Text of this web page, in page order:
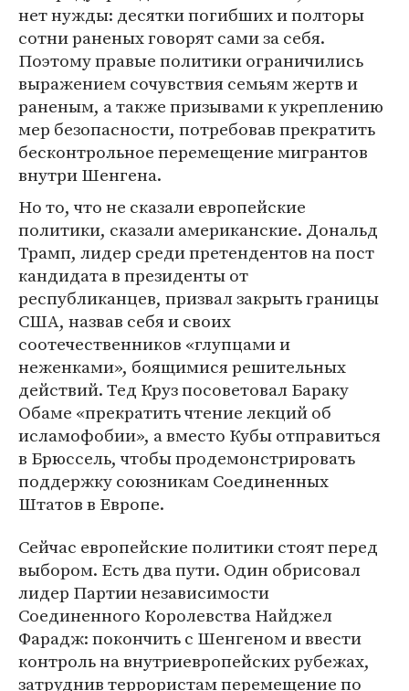
нет нужды: десятки погибших и полторы
сотни раненых говорят сами за себя.
Поэтому правые политики ограничились
выражением сочувствия семьям жертв и
раненым, а также призывами к укреплению
мер безопасности, потребовав прекратить
бесконтрольное перемещение мигрантов
внутри Шенгена.
Но то, что не сказали европейские
политики, сказали американские. Дональд
Трамп, лидер среди претендентов на пост
кандидата в президенты от
республиканцев, призвал закрыть границы
США, назвав себя и своих
соотечественников «глупцами и
неженками», боящимися решительных
действий. Тед Круз посоветовал Бараку
Обаме «прекратить чтение лекций об
исламофобии», а вместо Кубы отправиться
в Брюссель, чтобы продемонстрировать
поддержку союзникам Соединенных
Штатов в Европе.
Сейчас европейские политики стоят перед
выбором. Есть два пути. Один обрисовал
лидер Партии независимости
Соединенного Королевства Найджел
Фарадж: покончить с Шенгеном и ввести
контроль на внутриевропейских рубежах,
затруднив террористам перемещение по